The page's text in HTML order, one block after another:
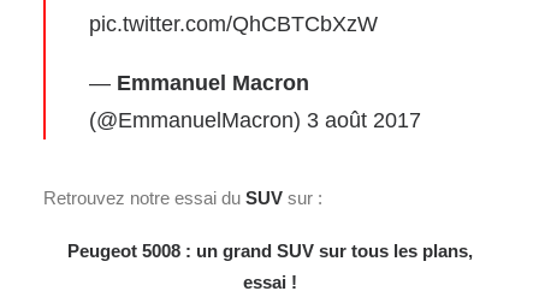
pic.twitter.com/QhCBTCbXzW
— Emmanuel Macron
(@EmmanuelMacron) 3 août 2017
Retrouvez notre essai du SUV sur :
Peugeot 5008 : un grand SUV sur tous les plans,
essai !